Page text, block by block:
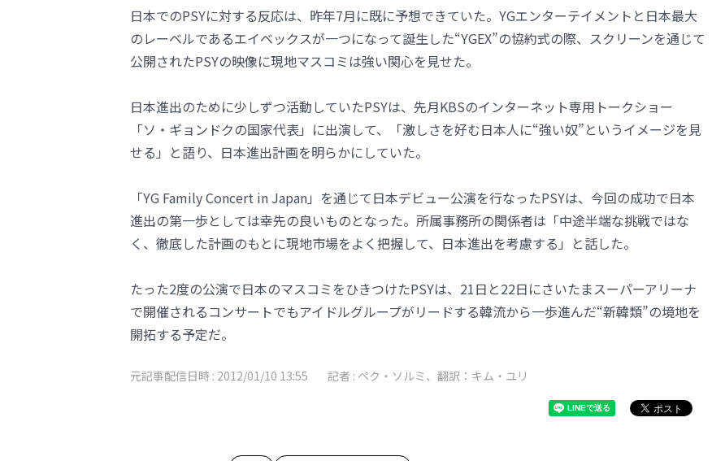
日本でのPSYに対する反応は、昨年7月に既に予想できていた。YGエンターテイメントと日本最大
のレーベルであるエイベックスが一つになって誕生した“YGEX”の協約式の際、スクリーンを通じて
公開されたPSYの映像に現地マスコミは強い関心を見せた。
日本進出のために少しずつ活動していたPSYは、先月KBSのインターネット専用トークショー
「ソ・ギョンドクの国家代表」に出演して、「激しさを好む日本人に“強い奴”というイメージを見
せる」と語り、日本進出計画を明らかにしていた。
「YG Family Concert in Japan」を通じて日本デビュー公演を行なったPSYは、今回の成功で日本
進出の第一歩としては幸先の良いものとなった。所属事務所の関係者は「中途半端な挑戦ではな
く、徹底した計画のもとに現地市場をよく把握して、日本進出を考慮する」と話した。
たった2度の公演で日本のマスコミをひきつけたPSYは、21日と22日にさいたまスーパーアリーナ
で開催されるコンサートでもアイドルグループがリードする韓流から一歩進んだ“新韓類”の境地を
開拓する予定だ。
元記事配信日時 : 2012/01/10 13:55 記者 : ペク・ソルミ、翻訳：キム・ユリ